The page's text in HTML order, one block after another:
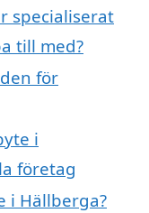
specialiserat
till med?
för
i
företag
i Hällberga?